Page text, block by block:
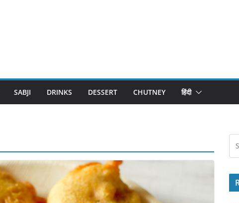
SABJI DRINKS DESSERT CHUTNEY हिंदी